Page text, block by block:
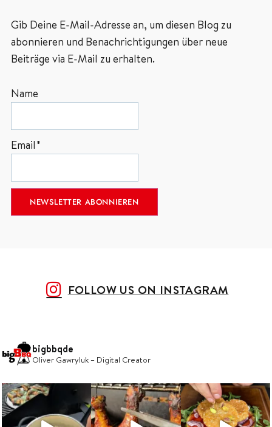
Gib Deine E-Mail-Adresse an, um diesen Blog zu
abonnieren und Benachrichtigungen über neue
Beiträge via E-Mail zu erhalten.
Name
Email*
FOLLOW US ON INSTAGRAM
bigbbqde
Oliver Gawryluk – Digital Creator